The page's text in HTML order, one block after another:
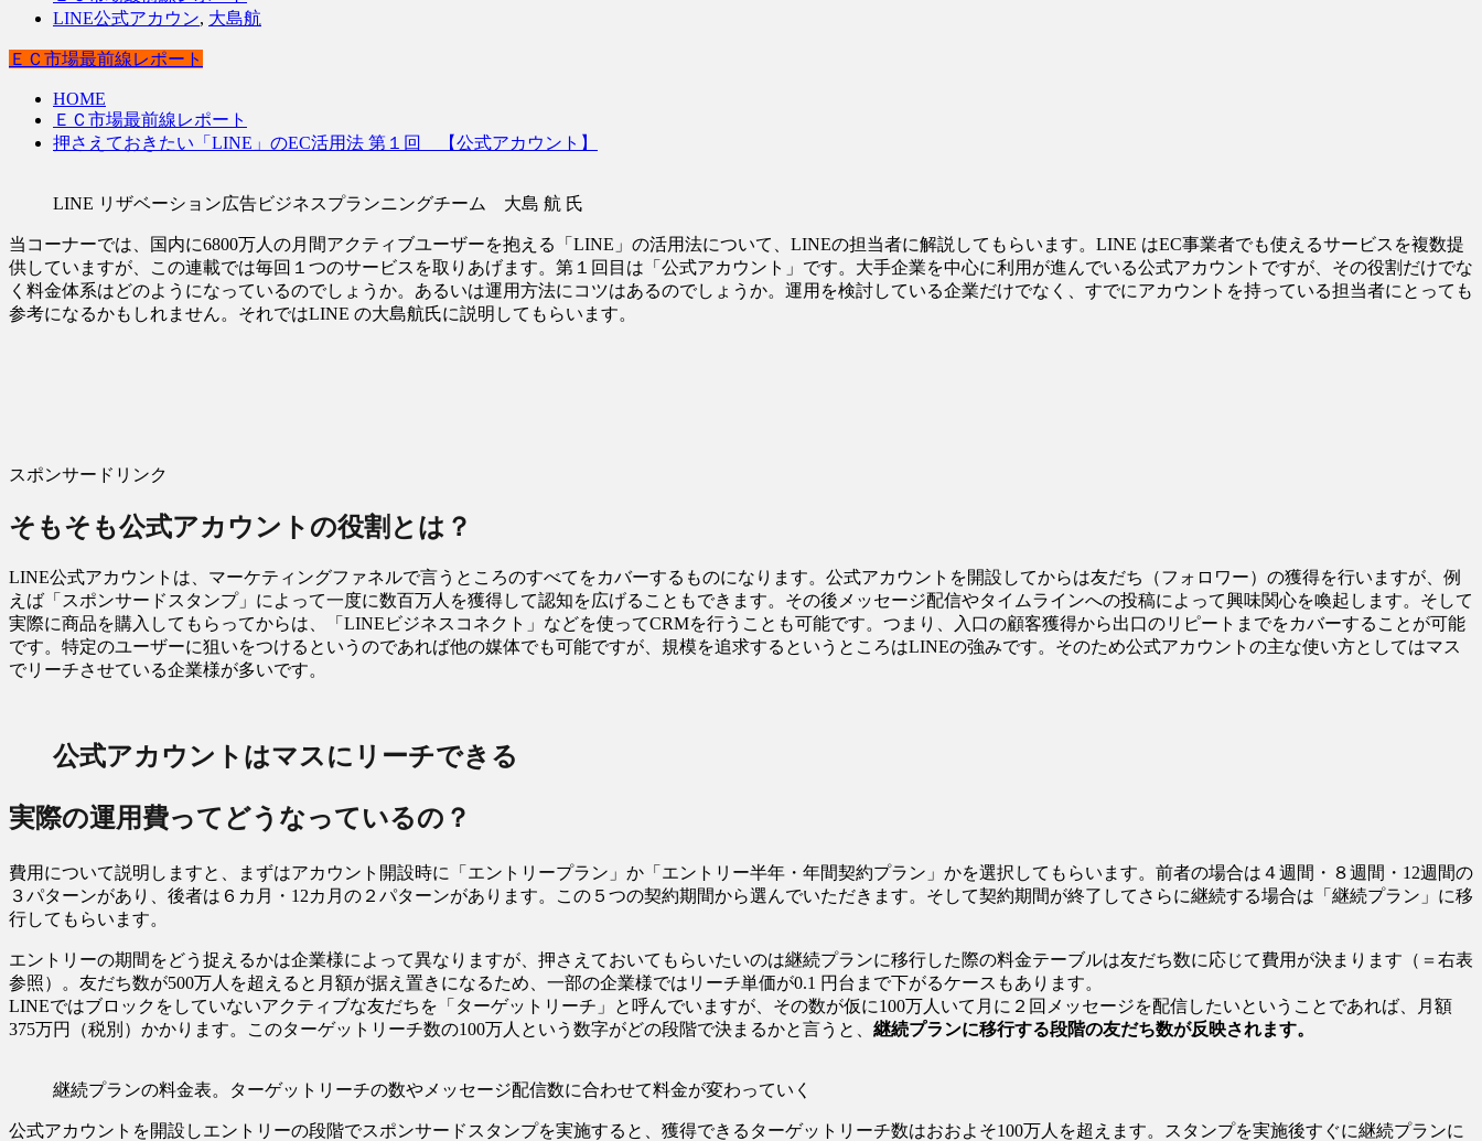
LINE公式アカウン, 大島航
ＥＣ市場最前線レポート
HOME
ＥＣ市場最前線レポート
押さえておきたい「LINE」のEC活用法 第１回 【公式アカウント】
LINE リザベーション広告ビジネスプランニングチーム 大島 航 氏
当コーナーでは、国内に6800万人の月間アクティブユーザーを抱える「LINE」の活用法について、LINEの担当者に解説してもらいます。LINE はEC事業者でも使えるサービスを複数提
供していますが、この連載では毎回１つのサービスを取りあげます。第１回目は「公式アカウント」です。大手企業を中心に利用が進んでいる公式アカウントですが、その役割だけでな
く料金体系はどのようになっているのでしょうか。あるいは運用方法にコツはあるのでしょうか。運用を検討している企業だけでなく、すでにアカウントを持っている担当者にとっても
参考になるかもしれません。それではLINE の大島航氏に説明してもらいます。
スポンサードリンク
そもそも公式アカウントの役割とは？
LINE公式アカウントは、マーケティングファネルで言うところのすべてをカバーするものになります。公式アカウントを開設してからは友だち（フォロワー）の獲得を行いますが、例
えば「スポンサードスタンプ」によって一度に数百万人を獲得して認知を広げることもできます。その後メッセージ配信やタイムラインへの投稿によって興味関心を喚起します。そして
実際に商品を購入してもらってからは、「LINEビジネスコネクト」などを使ってCRMを行うことも可能です。つまり、入口の顧客獲得から出口のリピートまでをカバーすることが可能
です。特定のユーザーに狙いをつけるというのであれば他の媒体でも可能ですが、規模を追求するというところはLINEの強みです。そのため公式アカウントの主な使い方としてはマス
でリーチさせている企業様が多いです。
公式アカウントはマスにリーチできる
実際の運用費ってどうなっているの？
費用について説明しますと、まずはアカウント開設時に「エントリープラン」か「エントリー半年・年間契約プラン」かを選択してもらいます。前者の場合は４週間・８週間・12週間の
３パターンがあり、後者は６カ月・12カ月の２パターンがあります。この５つの契約期間から選んでいただきます。そして契約期間が終了してさらに継続する場合は「継続プラン」に移
行してもらいます。
エントリーの期間をどう捉えるかは企業様によって異なりますが、押さえておいてもらいたいのは継続プランに移行した際の料金テーブルは友だち数に応じて費用が決まります（＝右表
参照）。友だち数が500万人を超えると月額が据え置きになるため、一部の企業様ではリーチ単価が0.1 円台まで下がるケースもあります。
LINEではブロックをしていないアクティブな友だちを「ターゲットリーチ」と呼んでいますが、その数が仮に100万人いて月に２回メッセージを配信したいということであれば、月額
375万円（税別）かかります。このターゲットリーチ数の100万人という数字がどの段階で決まるかと言うと、 継続プランに移行する段階の友だち数が反映されます。
継続プランの料金表。ターゲットリーチの数やメッセージ配信数に合わせて料金が変わっていく
公式アカウントを開設しエントリーの段階でスポンサードスタンプを実施すると、獲得できるターゲットリーチ数はおおよそ100万人を超えます。スタンプを実施後すぐに継続プランに